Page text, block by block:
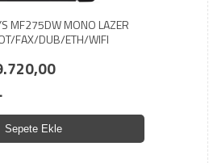
MF275DW MONO LAZER
FAX/DUB/ETH/WIFI
Sepete Ekle